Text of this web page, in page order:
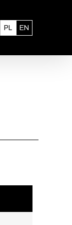
PL Polski
ENEnglish